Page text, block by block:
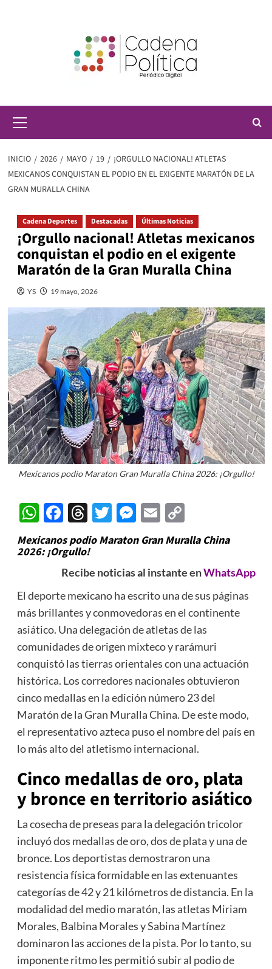
principal
INICIO 2026 MAYO 19
¡ORGULLO NACIONAL! ATLETAS
MEXICANOS CONQUISTAN EL PODIO EN EL EXIGENTE MARATÓN DE LA
GRAN MURALLA CHINA
Cadena Deportes Destacadas Últimas Noticias
¡Orgullo nacional! Atletas mexicanos
conquistan el podio en el exigente
Maratón de la Gran Muralla China
YS 19 mayo, 2026
Mexicanos podio Maraton Gran Muralla China 2026: ¡Orgullo!
WhatsApp
Facebook
Threads
Twitter
Messenger
EmailCopy
Link
Mexicanos podio Maraton Gran Muralla China
2026: ¡Orgullo!
Recibe noticias al instante enWhatsApp
El deporte mexicano ha escrito una de sus páginas
más brillantes y conmovedoras en el continente
asiático. Una delegación de atletas de las
comunidades de origen mixteco y rarámuri
conquistó las tierras orientales con una actuación
histórica. Los corredores nacionales obtuvieron
cinco medallas en la edición número 23 del
Maratón de la Gran Muralla China. De este modo,
el representativo azteca puso el nombre del país en
lo más alto del atletismo internacional.
Cinco medallas de oro, plata
y bronce en territorio asiático
La cosecha de preseas para la delegación tricolor
incluyó dos medallas de oro, dos de plata y una de
bronce. Los deportistas demostraron una
resistencia física formidable en las extenuantes
categorías de 42 y 21 kilómetros de distancia. En la
modalidad del medio maratón, las atletas Miriam
Morales, Balbina Morales y Sabina Martínez
dominaron las acciones de la pista. Por lo tanto, su
imponente ritmo les permitió subir al podio de